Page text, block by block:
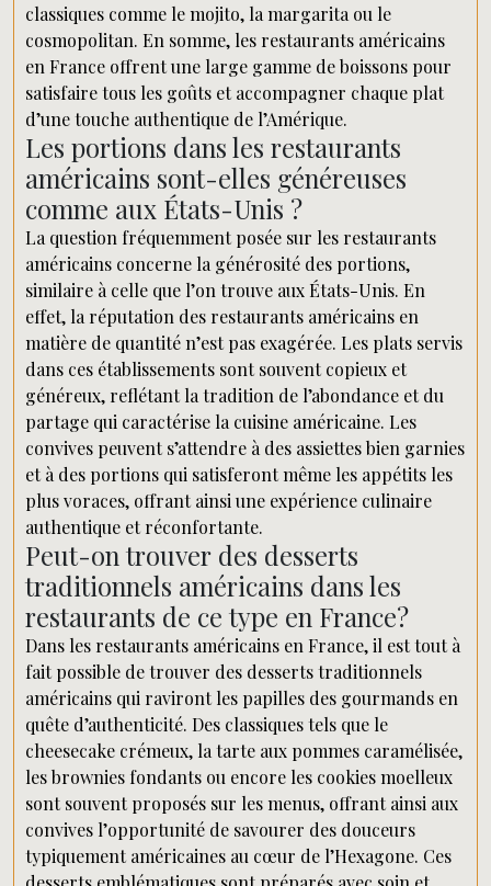
classiques comme le mojito, la margarita ou le
cosmopolitan. En somme, les restaurants américains
en France offrent une large gamme de boissons pour
satisfaire tous les goûts et accompagner chaque plat
d’une touche authentique de l’Amérique.
Les portions dans les restaurants
américains sont-elles généreuses
comme aux États-Unis ?
La question fréquemment posée sur les restaurants
américains concerne la générosité des portions,
similaire à celle que l’on trouve aux États-Unis. En
effet, la réputation des restaurants américains en
matière de quantité n’est pas exagérée. Les plats servis
dans ces établissements sont souvent copieux et
généreux, reflétant la tradition de l’abondance et du
partage qui caractérise la cuisine américaine. Les
convives peuvent s’attendre à des assiettes bien garnies
et à des portions qui satisferont même les appétits les
plus voraces, offrant ainsi une expérience culinaire
authentique et réconfortante.
Peut-on trouver des desserts
traditionnels américains dans les
restaurants de ce type en France?
Dans les restaurants américains en France, il est tout à
fait possible de trouver des desserts traditionnels
américains qui raviront les papilles des gourmands en
quête d’authenticité. Des classiques tels que le
cheesecake crémeux, la tarte aux pommes caramélisée,
les brownies fondants ou encore les cookies moelleux
sont souvent proposés sur les menus, offrant ainsi aux
convives l’opportunité de savourer des douceurs
typiquement américaines au cœur de l’Hexagone. Ces